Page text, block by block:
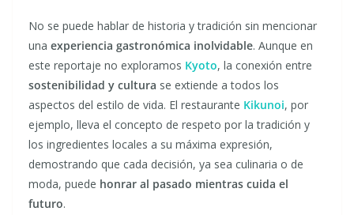
No se puede hablar de historia y tradición sin mencionar
una experiencia gastronómica inolvidable. Aunque en
este reportaje no exploramos Kyoto, la conexión entre
sostenibilidad y cultura se extiende a todos los
aspectos del estilo de vida. El restaurante Kikunoi, por
ejemplo, lleva el concepto de respeto por la tradición y
los ingredientes locales a su máxima expresión,
demostrando que cada decisión, ya sea culinaria o de
moda, puede honrar al pasado mientras cuida el
futuro.